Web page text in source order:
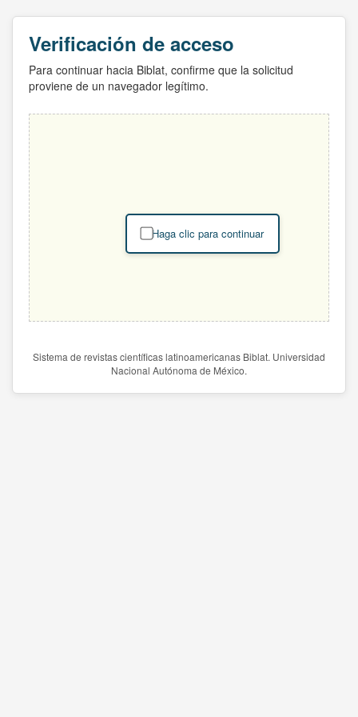
Verificación de acceso
Para continuar hacia Biblat, confirme que la solicitud
proviene de un navegador legítimo.
Haga clic para continuar
Sistema de revistas científicas latinoamericanas Biblat. Universidad
Nacional Autónoma de México.